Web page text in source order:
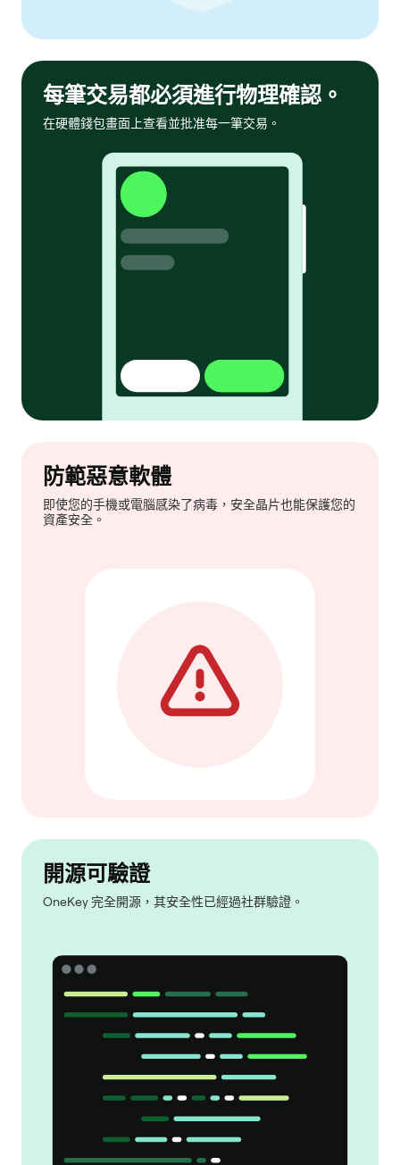
每筆交易都必須進行物理確認。
在硬體錢包畫面上查看並批准每一筆交易。
防範惡意軟體
即使您的手機或電腦感染了病毒，安全晶片也能保護您的
資產安全。
開源可驗證
OneKey 完全開源，其安全性已經過社群驗證。